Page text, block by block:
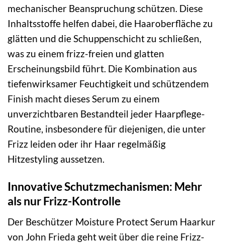
mechanischer Beanspruchung schützen. Diese
Inhaltsstoffe helfen dabei, die Haaroberfläche zu
glätten und die Schuppenschicht zu schließen,
was zu einem frizz-freien und glatten
Erscheinungsbild führt. Die Kombination aus
tiefenwirksamer Feuchtigkeit und schützendem
Finish macht dieses Serum zu einem
unverzichtbaren Bestandteil jeder Haarpflege-
Routine, insbesondere für diejenigen, die unter
Frizz leiden oder ihr Haar regelmäßig
Hitzestyling aussetzen.
Innovative Schutzmechanismen: Mehr
als nur Frizz-Kontrolle
Der Beschützer Moisture Protect Serum Haarkur
von John Frieda geht weit über die reine Frizz-